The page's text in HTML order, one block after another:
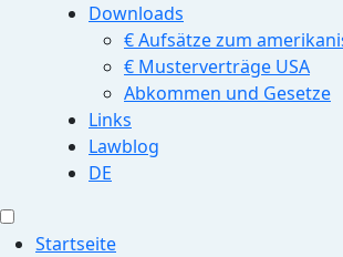
Downloads
€ Aufsätze zum
€ Musterverträge USA
Abkommen und Gesetze
Links
Lawblog
DE
Startseite